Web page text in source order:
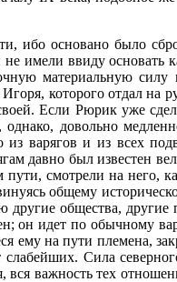
ибо основано было
не имели ввиду
материальную
которого отдал на
Если Рюрик уже
довольно
варягов и из всех
давно был известен
смотрели на него,
общему
общества,
идет по обычному
на пути племена,
Сила
важность тех